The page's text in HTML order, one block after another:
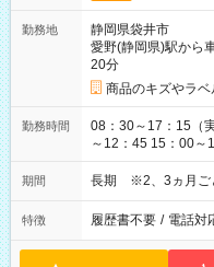
勤務地
静岡県袋井市
愛野(静岡県)駅から
20分
商品のキズやラベ
勤務時間
08：30～17：15（実働7時間45分
～12：45 15：00～15：15 【残業】基本な
り、1日1時間程度
期間 長期 ※2、3ヵ月ご
特徴 履歴書不要 / 電話対